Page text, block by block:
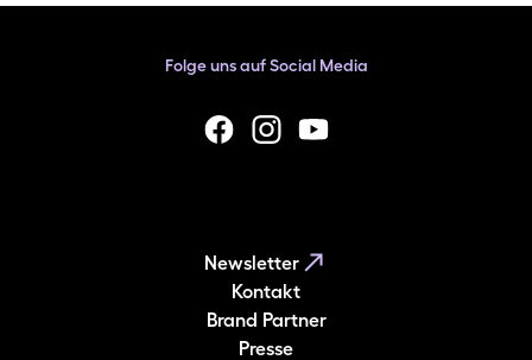
Folge uns auf Social Media
facebookInstagramYouTube
Newsletter
Kontakt
Brand Partner
Presse